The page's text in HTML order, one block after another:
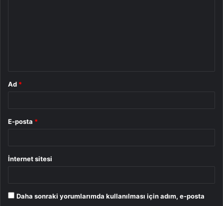
Ad *
E-posta *
İnternet sitesi
Daha sonraki yorumlarımda kullanılması için adım, e-posta